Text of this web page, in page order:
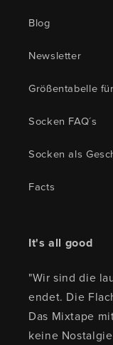
Blog
Newsletter
Größentabelle
Socken FAQ´s
Socken als
Facts
It's all good
"Wir sind die
endet. Die
Das Mixtape
keine